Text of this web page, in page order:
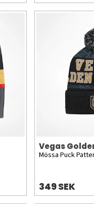
Vegas
Mössa Puck
349 SEK